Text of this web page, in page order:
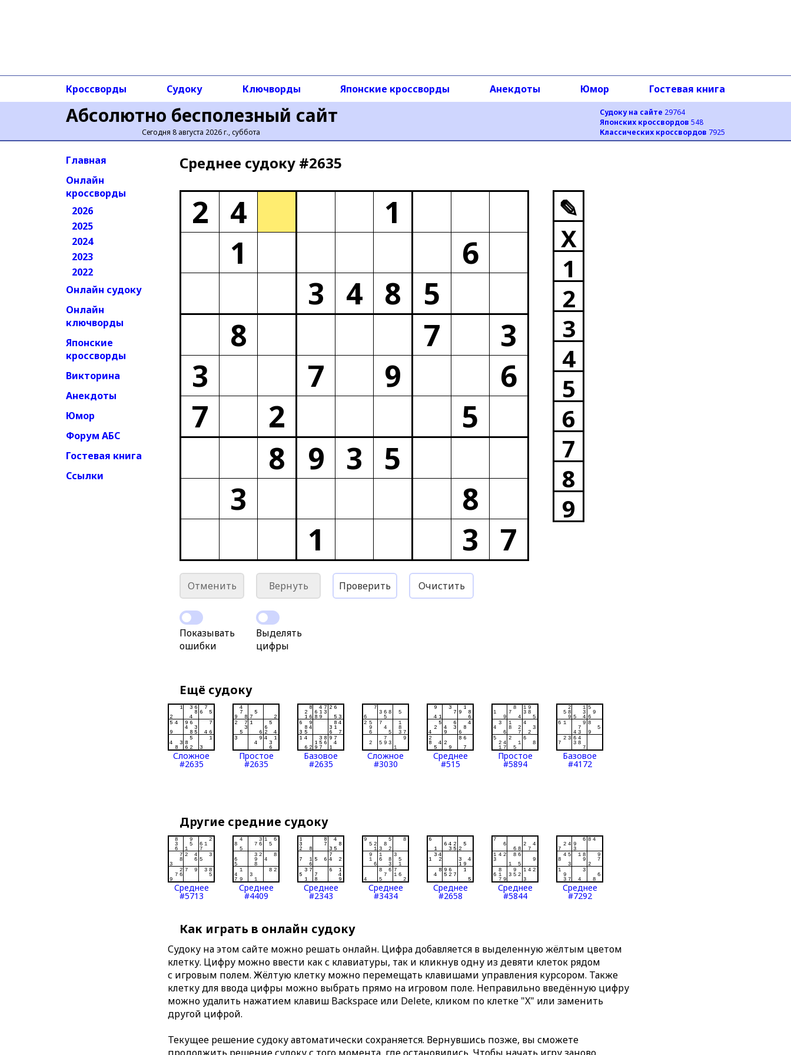
Абсолютно бесполезный сайт
Сегодня 8 августа 2026 г., суббота
Судоку на сайте 29764
Японских кроссвордов 548
Классических кроссвордов 7925
Кроссворды Судоку Ключворды Японские кроссворды Анекдоты Юмор Гостевая книга
Главная
Онлайн
кроссворды
2026
2025
2024
2023
2022
Онлайн судоку
Онлайн
ключворды
Японские
кроссворды
Викторина
Анекдоты
Юмор
Форум АБС
Гостевая книга
Ссылки
Среднее cудоку #2635
2 4
1
1
6
3 4 8
5
8
7
3
3
7 9
6
7
2
5
8
9 3
5
3
8
1
3 7
✎
X
1
2
3
4
5
6
7
8
9
Отменить Вернуть Проверить Очистить
Показывать
ошибки
Выделять
цифры
Ещё судоку
Сложное
#2635
Простое
#2635
Базовое
#2635
Сложное
#3030
Среднее
#515
Простое
#5894
Базовое
#4172
Другие средние судоку
Среднее
#5713
Среднее
#4409
Среднее
#2343
Среднее
#3434
Среднее
#2658
Среднее
#5844
Среднее
#7292
Как играть в онлайн судоку
Судоку на этом сайте можно решать онлайн. Цифра добавляется в выделенную жёлтым цветом
клетку. Цифру можно ввести как с клавиатуры, так и кликнув одну из девяти клеток рядом
с игровым полем. Жёлтую клетку можно перемещать клавишами управления курсором. Также
клетку для ввода цифры можно выбрать прямо на игровом поле. Неправильно введённую цифру
можно удалить нажатием клавиш Backspace или Delete, кликом по клетке "X" или заменить
другой цифрой.
Текущее решение судоку автоматически сохраняется. Вернувшись позже, вы сможете